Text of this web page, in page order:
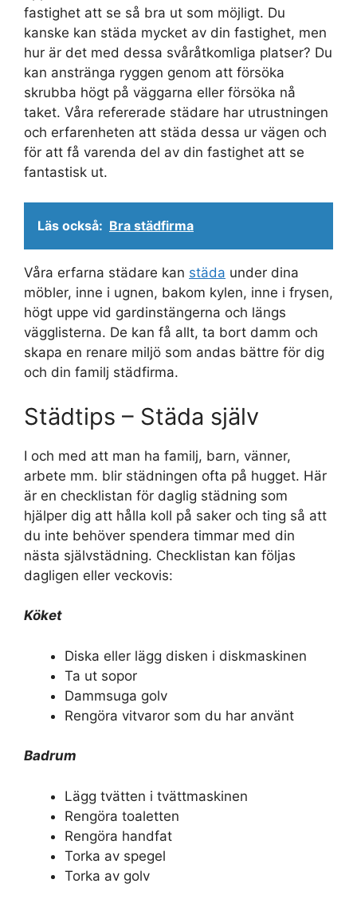
fastighet att se så bra ut som möjligt. Du
kanske kan städa mycket av din fastighet, men
hur är det med dessa svåråtkomliga platser? Du
kan anstränga ryggen genom att försöka
skrubba högt på väggarna eller försöka nå
taket. Våra refererade städare har utrustningen
och erfarenheten att städa dessa ur vägen och
för att få varenda del av din fastighet att se
fantastisk ut.
Läs också: Bra städfirma
Våra erfarna städare kan städa under dina
möbler, inne i ugnen, bakom kylen, inne i frysen,
högt uppe vid gardinstängerna och längs
vägglisterna. De kan få allt, ta bort damm och
skapa en renare miljö som andas bättre för dig
och din familj städfirma.
Städtips – Städa själv
I och med att man ha familj, barn, vänner,
arbete mm. blir städningen ofta på hugget. Här
är en checklistan för daglig städning som
hjälper dig att hålla koll på saker och ting så att
du inte behöver spendera timmar med din
nästa självstädning. Checklistan kan följas
dagligen eller veckovis:
Köket
Diska eller lägg disken i diskmaskinen
Ta ut sopor
Dammsuga golv
Rengöra vitvaror som du har använt
Badrum
Lägg tvätten i tvättmaskinen
Rengöra toaletten
Rengöra handfat
Torka av spegel
Torka av golv